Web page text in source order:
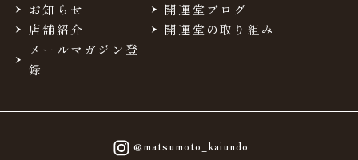
お知らせ
開運堂ブログ
店舗紹介
開運堂の取り組み
メールマガジン登
録
@matsumoto_kaiundo